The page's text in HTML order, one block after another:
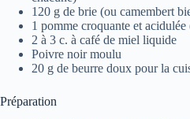
120 g de brie (ou camembert
1 pomme croquante et
2 à 3 c. à café de miel liquide
Poivre noir moulu
20 g de beurre doux pour la
Préparation